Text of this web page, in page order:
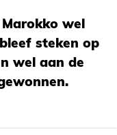
wel
steken op
wel aan de